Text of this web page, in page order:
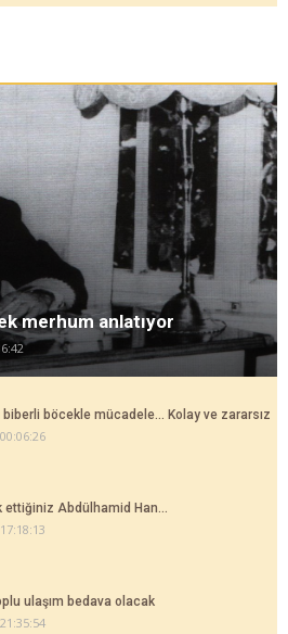
merhum anlatıyor
biberli böcekle mücadele... Kolay ve zararsız
ettiğiniz Abdülhamid Han...
ulaşım bedava olacak